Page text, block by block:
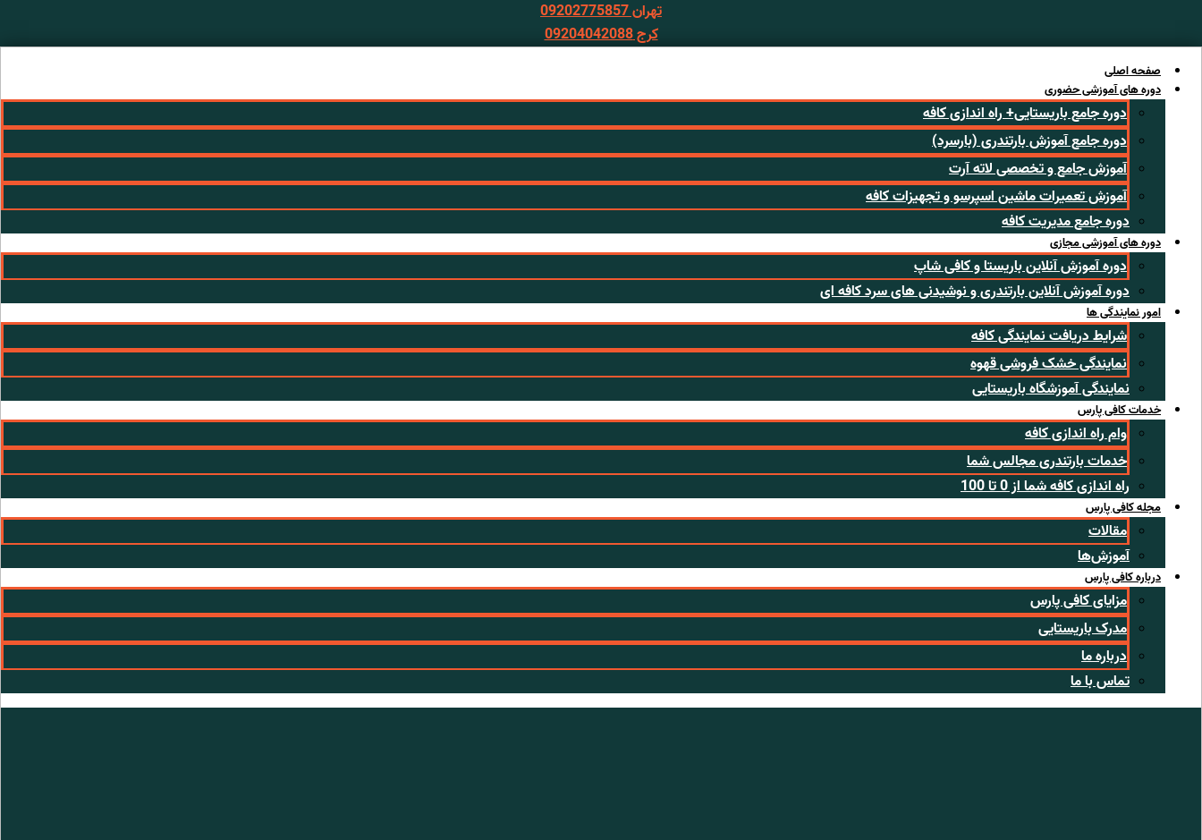
تهران 09202775857
کرج 09204042088
صفحه اصلی
دوره های آموزشی حضوری
دوره جامع باریستایی+ راه اندازی کافه
دوره جامع آموزش بارتندری (بارسرد)
آموزش جامع و تخصصی لاته آرت
آموزش تعمیرات ماشین اسپرسو و تجهیزات کافه
دوره جامع مدیریت کافه
دوره های آموزشی مجازی
دوره آموزش آنلاین باریستا و کافی شاپ
دوره آموزش آنلاین بارتندری و نوشیدنی های سرد کافه ای
امور نمایندگی ها
شرایط دریافت نمایندگی کافه
نمایندگی خشک فروشی قهوه
نمایندگی آموزشگاه باریستایی
خدمات کافی پارس
وام راه اندازی کافه
خدمات بارتندری مجالس شما
راه اندازی کافه شما از 0 تا 100
مجله کافی پارس
مقالات
آموزش‌ها
درباره کافی پارس
مزایای کافی پارس
مدرک باریستایی
درباره ما
تماس با ما